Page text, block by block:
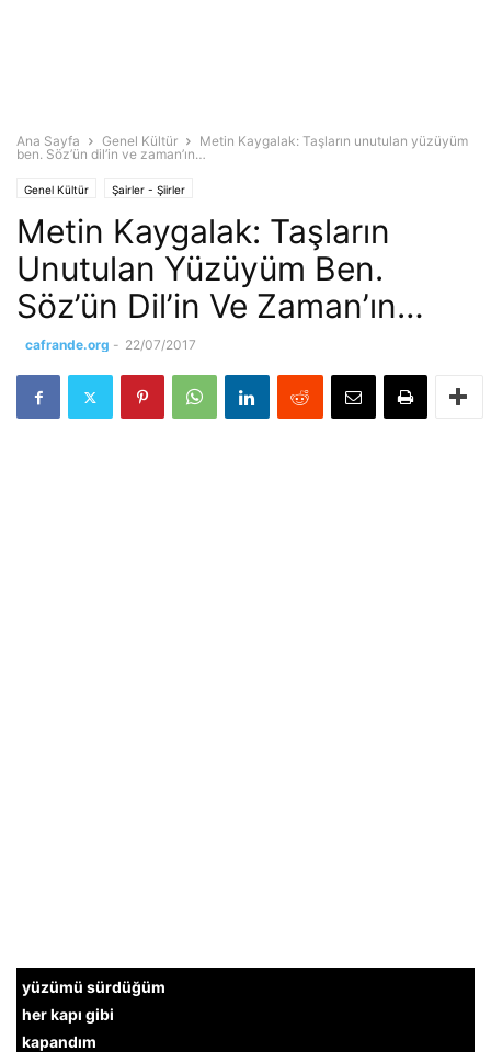
Ana Sayfa Genel Kültür
Metin Kaygalak: Taşların unutulan yüzüyüm
ben. Söz’ün dil’in ve zaman’ın…
Genel Kültür Şairler - Şiirler
Metin Kaygalak: Taşların
Unutulan Yüzüyüm Ben.
Söz’ün Dil’in Ve Zaman’ın…
cafrande.org - 22/07/2017
yüzümü sürdüğüm
her kapı gibi
kapandım